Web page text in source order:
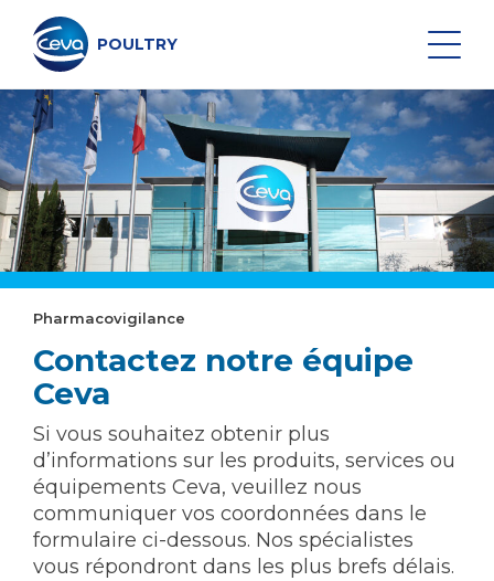
contenu
POULTRY
Search on the site
VACCINS VOLAILLE
SERVICES DE VACCINATION
DONNÉES ET ÉQUIPEMENTS
CEVA INSIDE
CONTACTEZ-NOUS
Pharmacovigilance
Contactez notre équipe
Ceva
Si vous souhaitez obtenir plus
d’informations sur les produits, services ou
équipements Ceva, veuillez nous
communiquer vos coordonnées dans le
formulaire ci-dessous. Nos spécialistes
vous répondront dans les plus brefs délais.